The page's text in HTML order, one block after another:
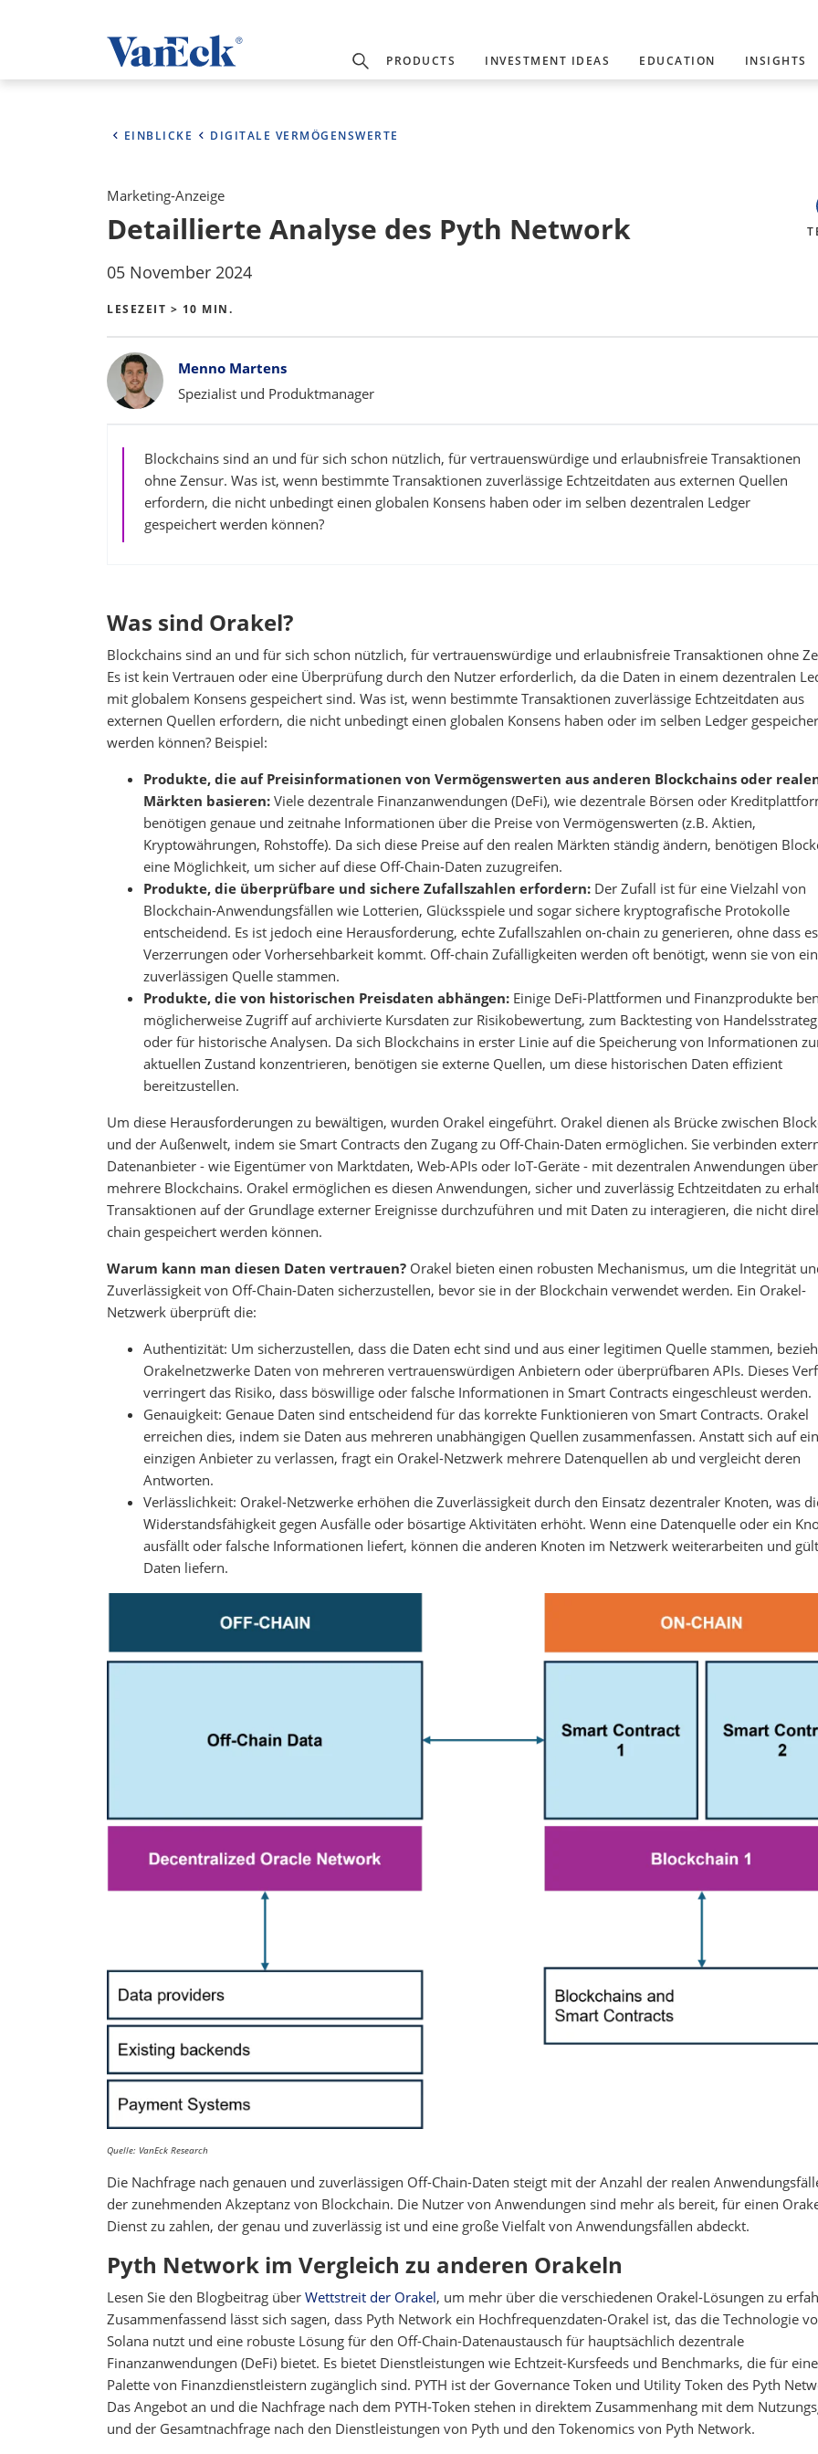
PRODUCTS INVESTMENT IDEAS EDUCATION INSIGHTS
EINBLICKE DIGITALE VERMÖGENSWERTE
Marketing-Anzeige
Detaillierte Analyse des Pyth Network
05 November 2024
LESEZEIT > 10 MIN.
BylinesMenno Martens
Spezialist und Produktmanager
Blockchains sind an und für sich schon nützlich, für vertrauenswürdige und erlaubnisfreie Transaktionen
ohne Zensur. Was ist, wenn bestimmte Transaktionen zuverlässige Echtzeitdaten aus externen Quellen
erfordern, die nicht unbedingt einen globalen Konsens haben oder im selben dezentralen Ledger
gespeichert werden können?
Was sind Orakel?
Blockchains sind an und für sich schon nützlich, für vertrauenswürdige und erlaubnisfreie Transaktionen ohne
Es ist kein Vertrauen oder eine Überprüfung durch den Nutzer erforderlich, da die Daten in einem dezentralen
mit globalem Konsens gespeichert sind. Was ist, wenn bestimmte Transaktionen zuverlässige Echtzeitdaten aus
externen Quellen erfordern, die nicht unbedingt einen globalen Konsens haben oder im selben Ledger
werden können? Beispiel:
Produkte, die auf Preisinformationen von Vermögenswerten aus anderen Blockchains oder
Märkten basieren: Viele dezentrale Finanzanwendungen (DeFi), wie dezentrale Börsen oder
benötigen genaue und zeitnahe Informationen über die Preise von Vermögenswerten (z.B. Aktien,
Kryptowährungen, Rohstoffe). Da sich diese Preise auf den realen Märkten ständig ändern, benötigen
eine Möglichkeit, um sicher auf diese Off-Chain-Daten zuzugreifen.
Produkte, die überprüfbare und sichere Zufallszahlen erfordern: Der Zufall ist für eine Vielzahl von
Blockchain-Anwendungsfällen wie Lotterien, Glücksspiele und sogar sichere kryptografische Protokolle
entscheidend. Es ist jedoch eine Herausforderung, echte Zufallszahlen on-chain zu generieren, ohne dass
Verzerrungen oder Vorhersehbarkeit kommt. Off-chain Zufälligkeiten werden oft benötigt, wenn sie von
zuverlässigen Quelle stammen.
Produkte, die von historischen Preisdaten abhängen: Einige DeFi-Plattformen und Finanzprodukte
möglicherweise Zugriff auf archivierte Kursdaten zur Risikobewertung, zum Backtesting von
oder für historische Analysen. Da sich Blockchains in erster Linie auf die Speicherung von Informationen
aktuellen Zustand konzentrieren, benötigen sie externe Quellen, um diese historischen Daten effizient
bereitzustellen.
Um diese Herausforderungen zu bewältigen, wurden Orakel eingeführt. Orakel dienen als Brücke zwischen
und der Außenwelt, indem sie Smart Contracts den Zugang zu Off-Chain-Daten ermöglichen. Sie verbinden
Datenanbieter - wie Eigentümer von Marktdaten, Web-APIs oder IoT-Geräte - mit dezentralen Anwendungen über
mehrere Blockchains. Orakel ermöglichen es diesen Anwendungen, sicher und zuverlässig Echtzeitdaten zu
Transaktionen auf der Grundlage externer Ereignisse durchzuführen und mit Daten zu interagieren, die nicht
chain gespeichert werden können.
Warum kann man diesen Daten vertrauen? Orakel bieten einen robusten Mechanismus, um die Integrität
Zuverlässigkeit von Off-Chain-Daten sicherzustellen, bevor sie in der Blockchain verwendet werden. Ein Orakel-
Netzwerk überprüft die:
Authentizität: Um sicherzustellen, dass die Daten echt sind und aus einer legitimen Quelle stammen,
Orakelnetzwerke Daten von mehreren vertrauenswürdigen Anbietern oder überprüfbaren APIs. Dieses
verringert das Risiko, dass böswillige oder falsche Informationen in Smart Contracts eingeschleust werden.
Genauigkeit: Genaue Daten sind entscheidend für das korrekte Funktionieren von Smart Contracts. Orakel
erreichen dies, indem sie Daten aus mehreren unabhängigen Quellen zusammenfassen. Anstatt sich auf
einzigen Anbieter zu verlassen, fragt ein Orakel-Netzwerk mehrere Datenquellen ab und vergleicht deren
Antworten.
Verlässlichkeit: Orakel-Netzwerke erhöhen die Zuverlässigkeit durch den Einsatz dezentraler Knoten, was
Widerstandsfähigkeit gegen Ausfälle oder bösartige Aktivitäten erhöht. Wenn eine Datenquelle oder ein
ausfällt oder falsche Informationen liefert, können die anderen Knoten im Netzwerk weiterarbeiten und
Daten liefern.
Quelle: VanEck Research
Die Nachfrage nach genauen und zuverlässigen Off-Chain-Daten steigt mit der Anzahl der realen
der zunehmenden Akzeptanz von Blockchain. Die Nutzer von Anwendungen sind mehr als bereit, für einen
Dienst zu zahlen, der genau und zuverlässig ist und eine große Vielfalt von Anwendungsfällen abdeckt.
Pyth Network im Vergleich zu anderen Orakeln
Lesen Sie den Blogbeitrag über Wettstreit der Orakel, um mehr über die verschiedenen Orakel-Lösungen zu
Zusammenfassend lässt sich sagen, dass Pyth Network ein Hochfrequenzdaten-Orakel ist, das die Technologie
Solana nutzt und eine robuste Lösung für den Off-Chain-Datenaustausch für hauptsächlich dezentrale
Finanzanwendungen (DeFi) bietet. Es bietet Dienstleistungen wie Echtzeit-Kursfeeds und Benchmarks, die für
Palette von Finanzdienstleistern zugänglich sind. PYTH ist der Governance Token und Utility Token des Pyth
Das Angebot an und die Nachfrage nach dem PYTH-Token stehen in direktem Zusammenhang mit dem
und der Gesamtnachfrage nach den Dienstleistungen von Pyth und den Tokenomics von Pyth Network.